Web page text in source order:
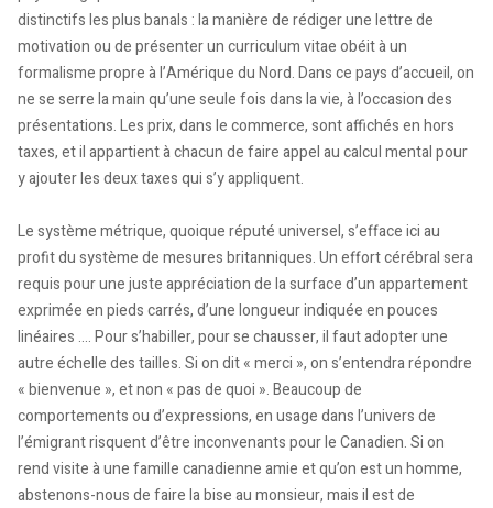
distinctifs les plus banals : la manière de rédiger une lettre de
motivation ou de présenter un curriculum vitae obéit à un
formalisme propre à l’Amérique du Nord. Dans ce pays d’accueil, on
ne se serre la main qu’une seule fois dans la vie, à l’occasion des
présentations. Les prix, dans le commerce, sont affichés en hors
taxes, et il appartient à chacun de faire appel au calcul mental pour
y ajouter les deux taxes qui s’y appliquent.
Le système métrique, quoique réputé universel, s’efface ici au
profit du système de mesures britanniques. Un effort cérébral sera
requis pour une juste appréciation de la surface d’un appartement
exprimée en pieds carrés, d’une longueur indiquée en pouces
linéaires .... Pour s’habiller, pour se chausser, il faut adopter une
autre échelle des tailles. Si on dit « merci », on s’entendra répondre
« bienvenue », et non « pas de quoi ». Beaucoup de
comportements ou d’expressions, en usage dans l’univers de
l’émigrant risquent d’être inconvenants pour le Canadien. Si on
rend visite à une famille canadienne amie et qu’on est un homme,
abstenons-nous de faire la bise au monsieur, mais il est de